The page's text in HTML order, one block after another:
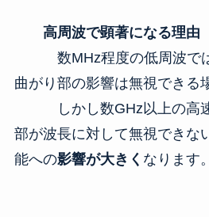
高周波で顕著になる理由
数MHz程度の低周波では
曲がり部の影響は無視できる
しかし数GHz以上の高速
部が波長に対して無視できな
能への影響が大きく なります。